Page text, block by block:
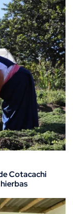
Cotacachi